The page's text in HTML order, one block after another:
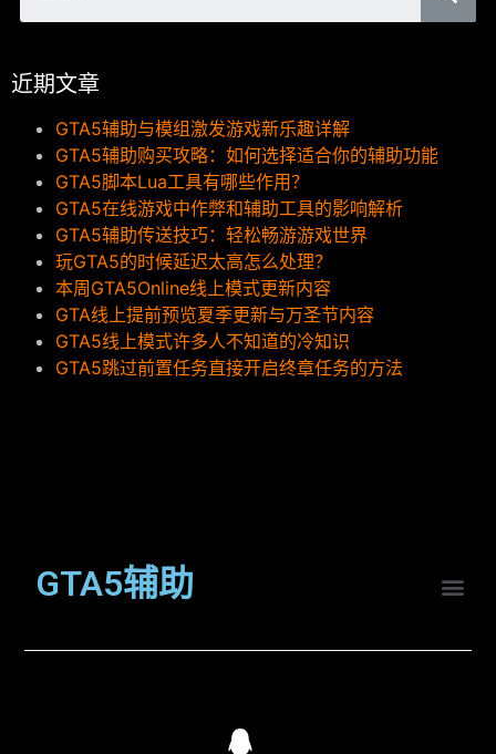
近期文章
GTA5辅助与模组激发游戏新乐趣详解
GTA5辅助购买攻略：如何选择适合你的辅助功能
GTA5脚本Lua工具有哪些作用？
GTA5在线游戏中作弊和辅助工具的影响解析
GTA5辅助传送技巧：轻松畅游游戏世界
玩GTA5的时候延迟太高怎么处理？
本周GTA5Online线上模式更新内容
GTA线上提前预览夏季更新与万圣节内容
GTA5线上模式许多人不知道的冷知识
GTA5跳过前置任务直接开启终章任务的方法
GTA5辅助